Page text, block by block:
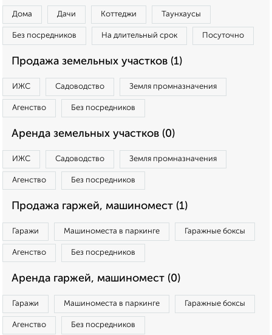
Дома Дачи Коттеджи Таунхаусы
Без посредников На длительный срок Посуточно
Продажа земельных участков (1)
ИЖС Садоводство Земля промназначения
Агенство Без посредников
Аренда земельных участков (0)
ИЖС Садоводство Земля промназначения
Агенство Без посредников
Продажа гаржей, машиномест (1)
Гаражи Машиноместа в паркинге Гаражные боксы
Агенство Без посредников
Аренда гаржей, машиномест (0)
Гаражи Машиноместа в паркинге Гаражные боксы
Агенство Без посредников